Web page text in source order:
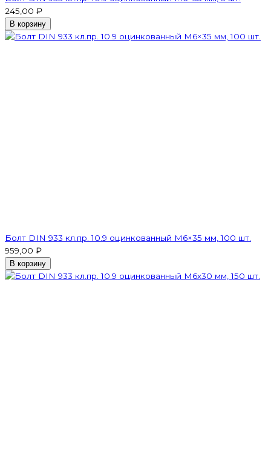
245,00 ₽
В корзину
Болт DIN 933 кл.пр. 10.9 оцинкованный М6×35 мм, 100 шт.
959,00 ₽
В корзину